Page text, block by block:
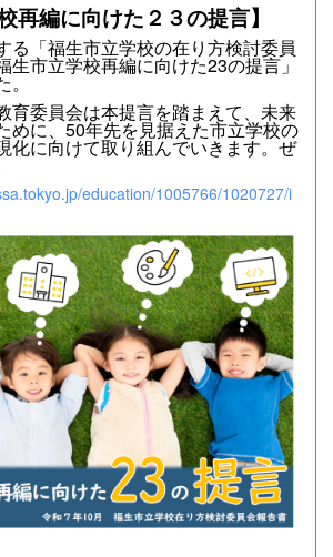
再編に向けた２３の提言】
る「福生市立学校の在り方検討委員
生市立学校再編に向けた23の提言」
育委員会は本提言を踏まえて、未来
めに、50年先を見据えた市立学校の
化に向けて取り組んでいきます。ぜ
education/1005766/1020727/i